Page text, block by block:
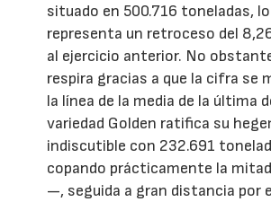
situado en 500.716 toneladas,
representa un retroceso del
al ejercicio anterior. No
respira gracias a que la cifra se
la línea de la media de la última
variedad Golden ratifica su
indiscutible con 232.691
copando prácticamente la
—, seguida a gran distancia por